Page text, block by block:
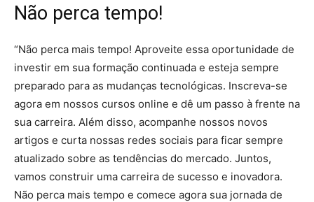
Não perca tempo!
“Não perca mais tempo! Aproveite essa oportunidade de
investir em sua formação continuada e esteja sempre
preparado para as mudanças tecnológicas. Inscreva-se
agora em nossos cursos online e dê um passo à frente na
sua carreira. Além disso, acompanhe nossos novos
artigos e curta nossas redes sociais para ficar sempre
atualizado sobre as tendências do mercado. Juntos,
vamos construir uma carreira de sucesso e inovadora.
Não perca mais tempo e comece agora sua jornada de